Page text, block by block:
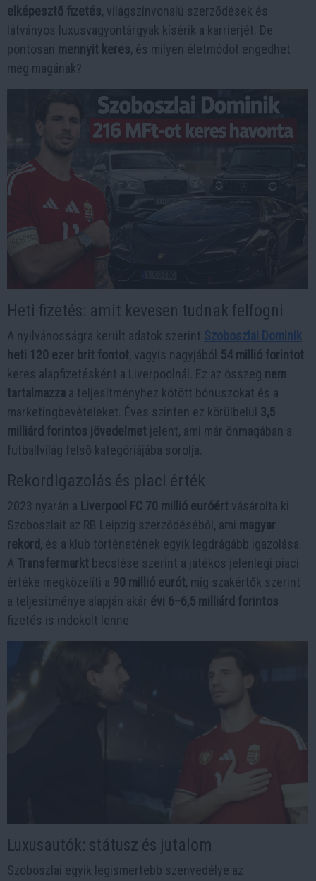
elképesztő fizetés, világszínvonalú szerződések és
látványos luxusvagyontárgyak kísérik a karrierjét. De
pontosan mennyit keres, és milyen életmódot engedhet
meg magának?
Heti fizetés: amit kevesen tudnak felfogni
A nyilvánosságra került adatok szerint Szoboszlai Dominik
heti 120 ezer brit fontot, vagyis nagyjából 54 millió forintot
keres alapfizetésként a Liverpoolnál. Ez az összeg nem
tartalmazza a teljesítményhez kötött bónuszokat és a
marketingbevételeket. Éves szinten ez körülbelül 3,5
milliárd forintos jövedelmet jelent, ami már önmagában a
futballvilág felső kategóriájába sorolja.
Rekordigazolás és piaci érték
2023 nyarán a Liverpool FC 70 millió euróért vásárolta ki
Szoboszlait az RB Leipzig szerződéséből, ami magyar
rekord, és a klub történetének egyik legdrágább igazolása.
A Transfermarkt becslése szerint a játékos jelenlegi piaci
értéke megközelíti a 90 millió eurót, míg szakértők szerint
a teljesítménye alapján akár évi 6–6,5 milliárd forintos
fizetés is indokolt lenne.
Luxusautók: státusz és jutalom
Szoboszlai egyik legismertebb szenvedélye az